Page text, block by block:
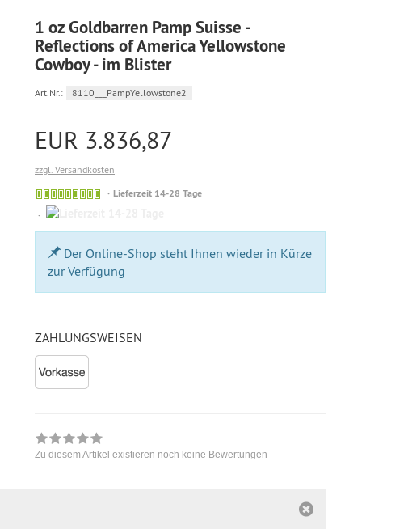
1 oz Goldbarren Pamp Suisse -
Reflections of America Yellowstone
Cowboy - im Blister
Art.Nr.: 8110___PampYellowstone2
EUR 3.836,87
zzgl. Versandkosten
Bestellung
Lieferzeit 14-28 Tage
Der Online-Shop steht Ihnen wieder in Kürze
zur Verfügung
ZAHLUNGSWEISEN
Zu diesem Artikel existieren noch keine Bewertungen